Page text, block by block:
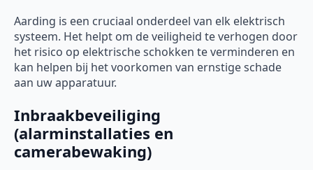
Aarding is een cruciaal onderdeel van elk elektrisch
systeem. Het helpt om de veiligheid te verhogen door
het risico op elektrische schokken te verminderen en
kan helpen bij het voorkomen van ernstige schade
aan uw apparatuur.
Inbraakbeveiliging
(alarminstallaties en
camerabewaking)